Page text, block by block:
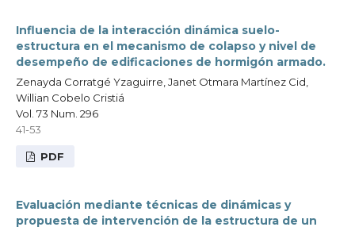
Influencia de la interacción dinámica suelo-
estructura en el mecanismo de colapso y nivel de
desempeño de edificaciones de hormigón armado.
Zenayda Corratgé Yzaguirre, Janet Otmara Martínez Cid,
Willian Cobelo Cristiá
Vol. 73 Num. 296
41-53
PDF
Evaluación mediante técnicas de dinámicas y
propuesta de intervención de la estructura de un